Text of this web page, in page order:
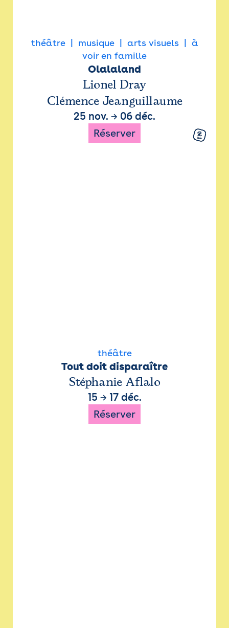
théâtre musique arts visuels
à
voir en famille
Olalaland
Lionel Dray
Clémence Jeanguillaume
25 nov. → 06 déc.
Réserver
théâtre
Tout doit disparaître
Stéphanie Aflalo
15 → 17 déc.
Réserver